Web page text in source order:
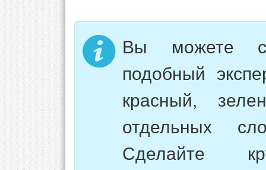
Вы можете
подобный
красный,
отдельных
Сделайте